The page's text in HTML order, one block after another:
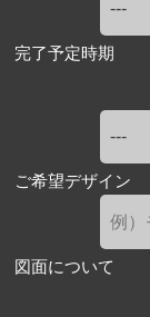
完了予定時期
ご希望デザイン
図面について